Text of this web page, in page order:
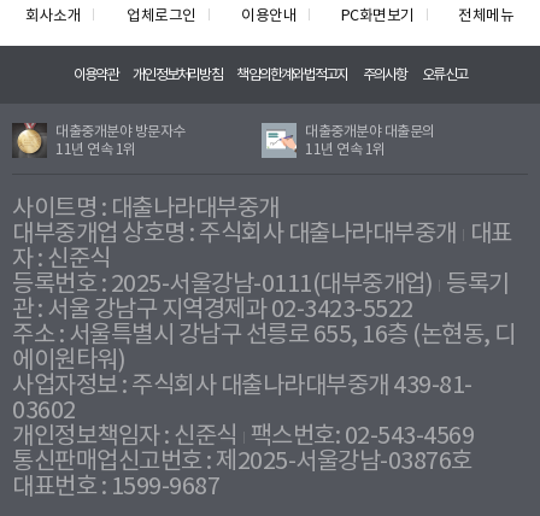
회사소개 업체로그인 이용안내 PC화면보기 전체메뉴
이용약관 개인정보처리방침 책임의한계와법적고지 주의사항 오류신고
대출중개분야 방문자수
11년 연속 1위
대출중개분야 대출문의
11년 연속 1위
사이트명 : 대출나라대부중개
대부중개업 상호명 : 주식회사 대출나라대부중개
대표
자 : 신준식
등록번호 : 2025-서울강남-0111(대부중개업) 등록기
관 : 서울 강남구 지역경제과 02-3423-5522
주소 : 서울특별시 강남구 선릉로 655, 16층 (논현동, 디
에이원타워)
사업자정보 : 주식회사 대출나라대부중개 439-81-
03602
개인정보책임자 : 신준식
팩스번호: 02-543-4569
통신판매업신고번호 : 제2025-서울강남-03876호
대표번호 : 1599-9687